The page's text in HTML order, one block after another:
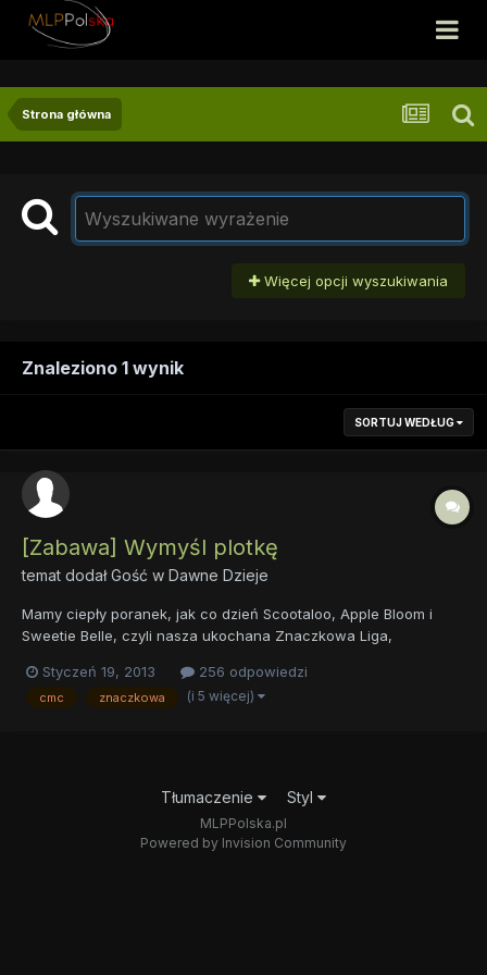
Strona główna
Więcej opcji wyszukiwania
Znaleziono 1 wynik
SORTUJ WEDŁUG
[Zabawa] Wymyśl plotkę
temat dodał Gość w Dawne Dzieje
Mamy ciepły poranek, jak co dzień Scootaloo, Apple Bloom i
Sweetie Belle, czyli nasza ukochana Znaczkowa Liga,
do zabłyśnięcia w świecie. - Dobrze dzieci, uspokójcie się. -
rzekła pani Cheerilee - No już. Wszystkie kucyki spokojnie usi...
Styczeń 19, 2013 256 odpowiedzi
cmc znaczkowa (i 5 więcej)
Tłumaczenie Styl
MLPPolska.pl
Powered by Invision Community